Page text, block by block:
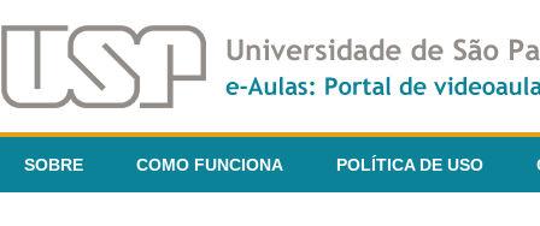
SOBRE COMO FUNCIONA POLÍTICA DE USO